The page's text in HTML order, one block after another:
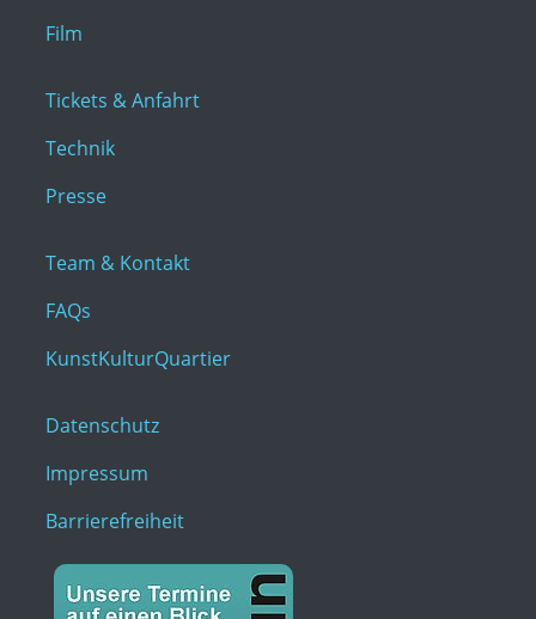
Film
Tickets & Anfahrt
Technik
Presse
Team & Kontakt
FAQs
KunstKulturQuartier
Datenschutz
Impressum
Barrierefreiheit